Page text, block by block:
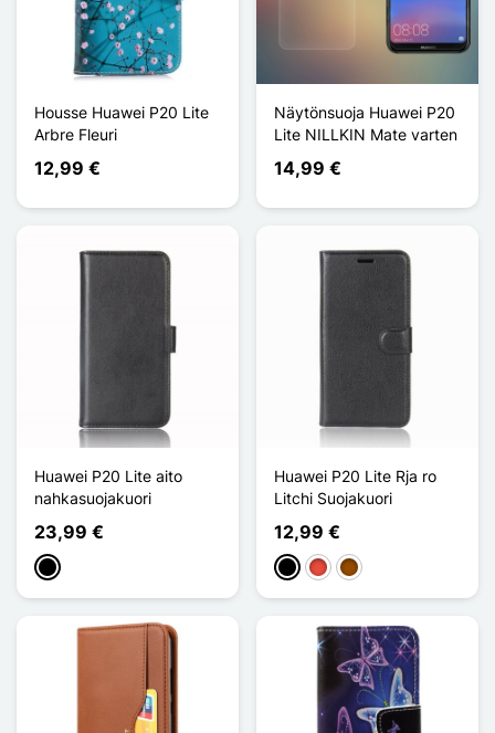
Housse Huawei P20 Lite
Arbre Fleuri
12,99 €
Näytönsuoja Huawei P20
Lite NILLKIN Mate varten
14,99 €
Huawei P20 Lite aito
nahkasuojakuori
23,99 €
Musta
Huawei P20 Lite Rja ro
Litchi Suojakuori
12,99 €
MustaPunainen
Ruskea